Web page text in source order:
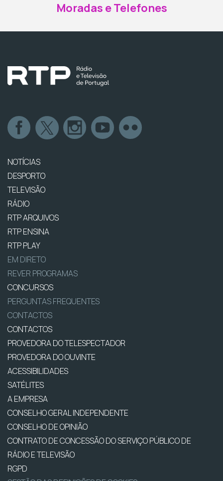
Moradas e Telefones
NOTÍCIAS
DESPORTO
TELEVISÃO
RÁDIO
RTP ARQUIVOS
RTP ENSINA
RTP PLAY
EM DIRETO
REVER PROGRAMAS
CONCURSOS
PERGUNTAS FREQUENTES
CONTACTOS
CONTACTOS
PROVEDORA DO TELESPECTADOR
PROVEDORA DO OUVINTE
ACESSIBILIDADES
SATÉLITES
A EMPRESA
CONSELHO GERAL INDEPENDENTE
CONSELHO DE OPINIÃO
CONTRATO DE CONCESSÃO DO SERVIÇO PÚBLICO DE
RÁDIO E TELEVISÃO
RGPD